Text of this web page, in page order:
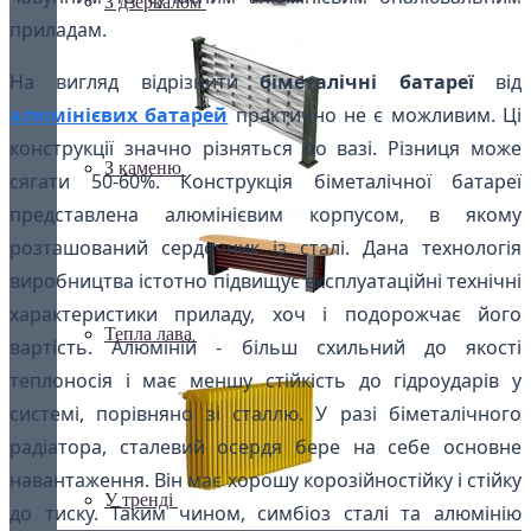
З каменю
Тепла лава
У тренді
приладам.
На вигляд відрізнитибіметалічні батареївід
алюмінієвих батарейпрактично не є можливим. Ці
конструкції значно різняться по вазі. Різниця може
сягати 50-60%. Конструкція біметалічної батареї
представлена ​​алюмінієвим корпусом, в якому
розташований сердечник із сталі. Дана технологія
виробництва істотно підвищує експлуатаційні технічні
характеристики приладу, хоч і подорожчає його
вартість. Алюміній - більш схильний до якості
теплоносія і має меншу стійкість до гідроударів у
системі, порівняно зі сталлю. У разі біметалічного
радіатора, сталевий осердя бере на себе основне
навантаження. Він має хорошу корозійностійку і стійку
до тиску. Таким чином, симбіоз сталі та алюмінію